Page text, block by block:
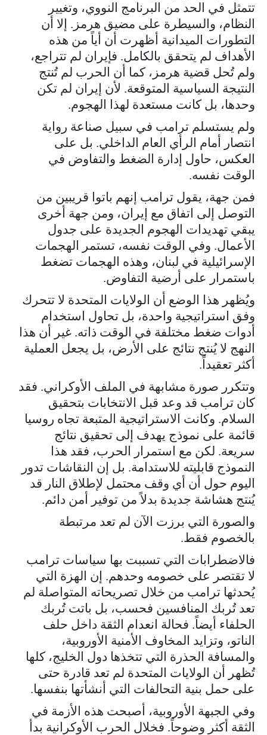
تتمثل في الحد من البرنامج النووي، وتغيير
النظام، والسيطرة على مضيق هرمز. إلا أن
التطورات الميدانية أظهرت أن أياً من هذه
الأهداف لم يتحقق بالكامل. فإيران لم تتراجع،
ولم تُحل قضية هرمز، كما أن الحرب لم تُنتج
النتيجة السياسية المتوقعة. لأن إيران لم تكن
وحدها، بل كانت مستعدة لهذا الهجوم.
ولم يستسلم ترامب في سبيل صناعة رواية
انتصار أمام الرأي العام الداخلي. بل على
العكس، حاول إدارة الضغط والتفاوض في
الوقت نفسه.
فمن جهة، يقول ترامب إنهم باتوا قريبين من
التوصل إلى اتفاق مع إيران، ومن جهة أخرى
يبقي تهديدات الهجوم الجديدة على جدول
الأعمال. وفي الوقت نفسه، تستمر الهجمات
الإسرائيلية في لبنان، وهذه الهجمات تضغط
باستمرار على أرضية التفاوض.
ويُظهر هذا الوضع أن الولايات المتحدة لا تتحرك
وفق استراتيجية واحدة، بل تحاول استخدام
أدوات ضغط مختلفة في الوقت ذاته. غير أن هذا
النهج لا يُنتج نتائج على الأرض، بل يجعل العملية
أكثر تعقيداً.
وتتكرر صورة مشابهة في الملف الأوكراني. فقد
كان ترامب قد وعد قبل الانتخابات بتحقيق
السلام. وكانت الاستراتيجية المتبعة تجاه روسيا
قائمة على نموذج يهدف إلى تحقيق نتائج
سريعة. لكن مع استمرار الحرب، فقد هذا
النموذج قابليته للاستدامة. بل إن النقاشات تدور
اليوم حول أن أي وقف محتمل لإطلاق النار قد
يُنتج هشاشة جديدة بدلاً من توفير أمن دائم.
والصورة التي برزت الآن لم تعد مرتبطة
بالخصوم فقط.
فالاضطرابات التي تسببت بها سياسات ترامب
لا تقتصر على خصومه وحدهم. إن الهزة التي
يُحدثها ترامب من خلال تصريحاته المتواصلة لم
تعد تُربك المنافسين فحسب، بل باتت تُربك
الحلفاء أيضاً. فحالة انعدام الثقة داخل حلف
الناتو، وتزايد المخاوف الأمنية الأوروبية،
والمسافة الحذرة التي تتخذها دول الخليج، كلها
تُظهر أن الولايات المتحدة لم تعد قادرة حتى
على حمل بنية التحالفات التي أنشأتها بنفسها.
وفي الجبهة الأوروبية، أصبحت هذه الأزمة في
الثقة أكثر وضوحاً. فخلال الحرب الأوكرانية بدأ